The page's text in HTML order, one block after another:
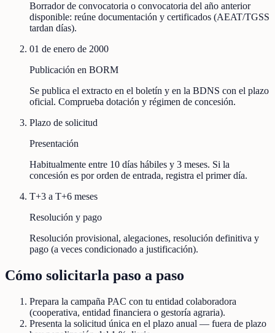
Borrador de convocatoria o convocatoria del año anterior
disponible: reúne documentación y certificados (AEAT/TGSS
tardan días).
01 de enero de 2000
Publicación en BORM
Se publica el extracto en el boletín y en la BDNS con el plazo
oficial. Comprueba dotación y régimen de concesión.
Plazo de solicitud
Presentación
Habitualmente entre 10 días hábiles y 3 meses. Si la
concesión es por orden de entrada, registra el primer día.
T+3 a T+6 meses
Resolución y pago
Resolución provisional, alegaciones, resolución definitiva y
pago (a veces condicionado a justificación).
Cómo solicitarla paso a paso
Prepara la campaña PAC con tu entidad colaboradora
(cooperativa, entidad financiera o gestoría agraria).
Presenta la solicitud única en el plazo anual — fuera de plazo